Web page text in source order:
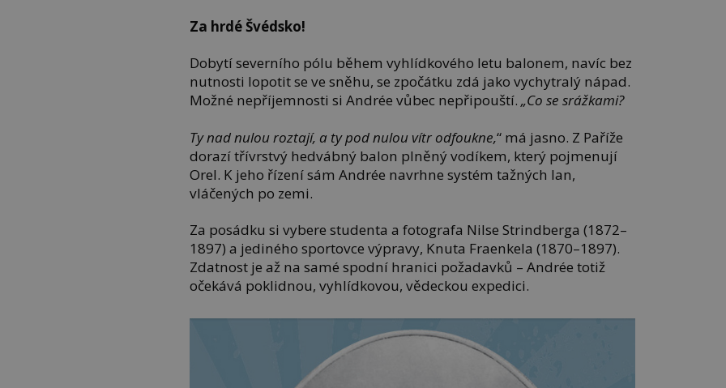
Za hrdé Švédsko!
Dobytí severního pólu během vyhlídkového letu balonem, navíc bez
nutnosti lopotit se ve sněhu, se zpočátku zdá jako vychytralý nápad.
Možné nepříjemnosti si Andrée vůbec nepřipouští.„Co se srážkami?
Ty nad nulou roztají, a ty pod nulou vítr odfoukne,“ má jasno. Z Paříže
dorazí třívrstvý hedvábný balon plněný vodíkem, který pojmenují
Orel. K jeho řízení sám Andrée navrhne systém tažných lan,
vláčených po zemi.
Za posádku si vybere studenta a fotografa Nilse Strindberga (1872–
1897) a jediného sportovce výpravy, Knuta Fraenkela (1870–1897).
Zdatnost je až na samé spodní hranici požadavků – Andrée totiž
očekává poklidnou, vyhlídkovou, vědeckou expedici.